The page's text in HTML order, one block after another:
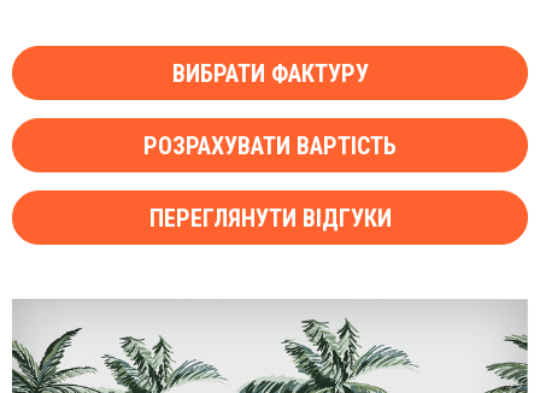
ВИБРАТИ ФАКТУРУ
РОЗРАХУВАТИ ВАРТІСТЬ
ПЕРЕГЛЯНУТИ ВІДГУКИ